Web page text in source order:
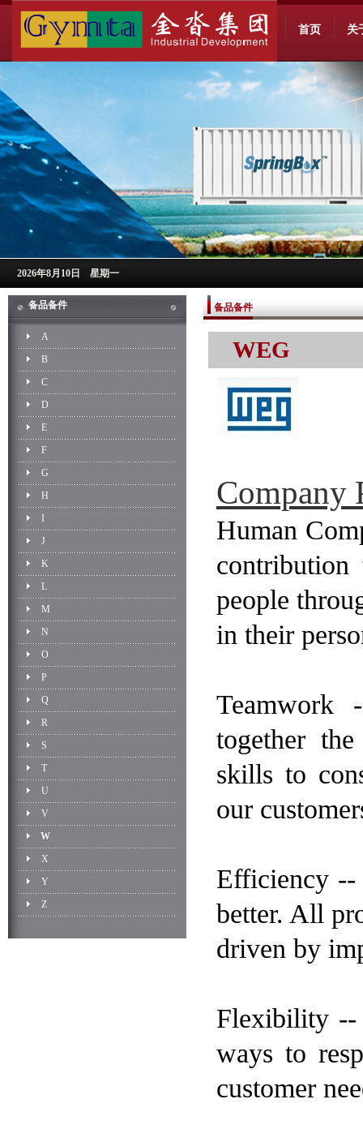
首页 关
2026年8月10日 星期一
备品备件
A
B
C
D
E
F
G
H
I
J
K
L
M
N
O
P
Q
R
S
T
U
V
W
X
Y
Z
备品备件
WEG
Company
Human
people
in their
together
skills to
our
Efficiency
better. All
driven by
Flexibility --
ways to
customer